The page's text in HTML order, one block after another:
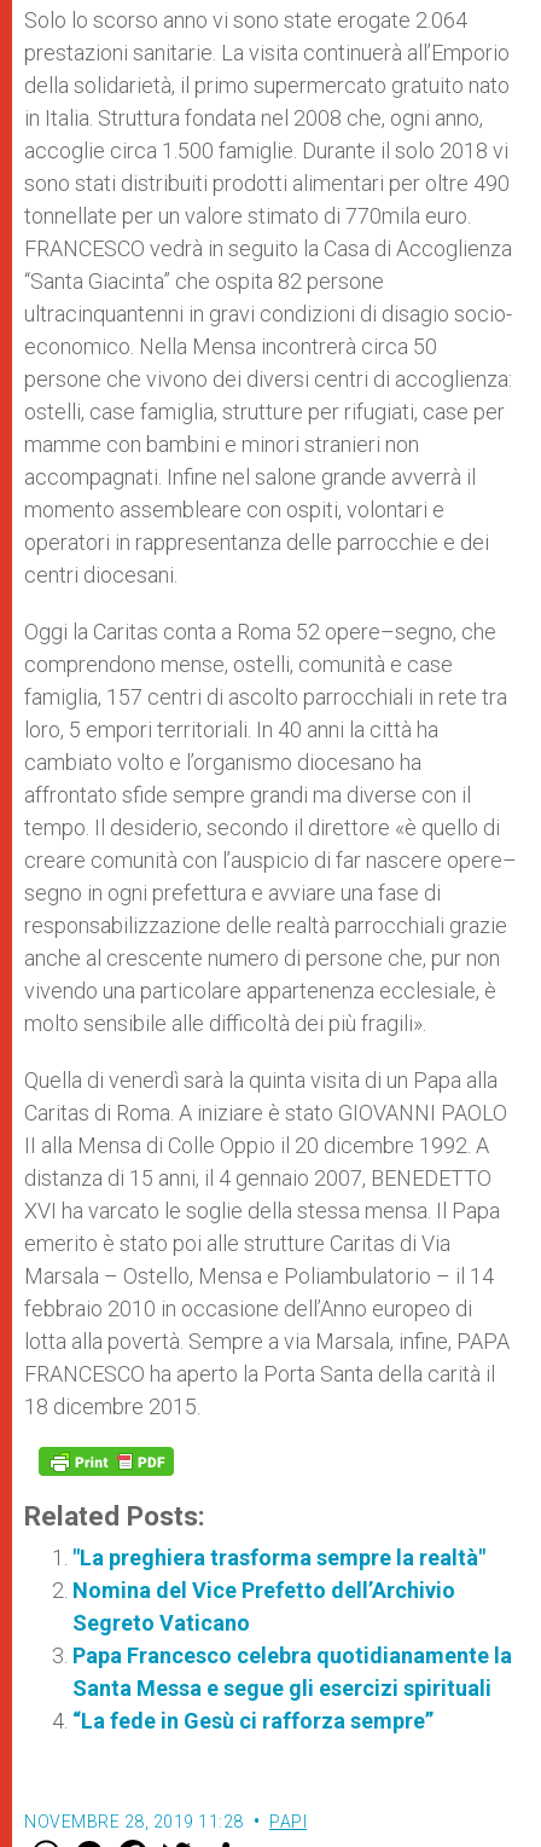
Solo lo scorso anno vi sono state erogate 2.064
prestazioni sanitarie. La visita continuerà all’Emporio
della solidarietà, il primo supermercato gratuito nato
in Italia. Struttura fondata nel 2008 che, ogni anno,
accoglie circa 1.500 famiglie. Durante il solo 2018 vi
sono stati distribuiti prodotti alimentari per oltre 490
tonnellate per un valore stimato di 770mila euro.
FRANCESCO vedrà in seguito la Casa di Accoglienza
“Santa Giacinta” che ospita 82 persone
ultracinquantenni in gravi condizioni di disagio socio-
economico. Nella Mensa incontrerà circa 50
persone che vivono dei diversi centri di accoglienza:
ostelli, case famiglia, strutture per rifugiati, case per
mamme con bambini e minori stranieri non
accompagnati. Infine nel salone grande avverrà il
momento assembleare con ospiti, volontari e
operatori in rappresentanza delle parrocchie e dei
centri diocesani.
Oggi la Caritas conta a Roma 52 opere–segno, che
comprendono mense, ostelli, comunità e case
famiglia, 157 centri di ascolto parrocchiali in rete tra
loro, 5 empori territoriali. In 40 anni la città ha
cambiato volto e l’organismo diocesano ha
affrontato sfide sempre grandi ma diverse con il
tempo. Il desiderio, secondo il direttore «è quello di
creare comunità con l’auspicio di far nascere opere–
segno in ogni prefettura e avviare una fase di
responsabilizzazione delle realtà parrocchiali grazie
anche al crescente numero di persone che, pur non
vivendo una particolare appartenenza ecclesiale, è
molto sensibile alle difficoltà dei più fragili».
Quella di venerdì sarà la quinta visita di un Papa alla
Caritas di Roma. A iniziare è stato GIOVANNI PAOLO
II alla Mensa di Colle Oppio il 20 dicembre 1992. A
distanza di 15 anni, il 4 gennaio 2007, BENEDETTO
XVI ha varcato le soglie della stessa mensa. Il Papa
emerito è stato poi alle strutture Caritas di Via
Marsala – Ostello, Mensa e Poliambulatorio – il 14
febbraio 2010 in occasione dell’Anno europeo di
lotta alla povertà. Sempre a via Marsala, infine, PAPA
FRANCESCO ha aperto la Porta Santa della carità il
18 dicembre 2015.
Related Posts:
"La preghiera trasforma sempre la realtà"
Nomina del Vice Prefetto dell’Archivio
Segreto Vaticano
Papa Francesco celebra quotidianamente la
Santa Messa e segue gli esercizi spirituali
“La fede in Gesù ci rafforza sempre”
NOVEMBRE 28, 2019 11:28 PAPI